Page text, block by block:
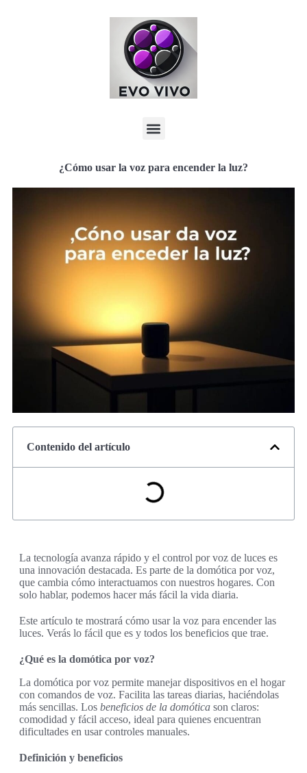
¿Cómo usar la voz para encender la luz?
Contenido del artículo
La tecnología avanza rápido y el control por voz de luces es
una innovación destacada. Es parte de la domótica por voz,
que cambia cómo interactuamos con nuestros hogares. Con
solo hablar, podemos hacer más fácil la vida diaria.
Este artículo te mostrará cómo usar la voz para encender las
luces. Verás lo fácil que es y todos los beneficios que trae.
¿Qué es la domótica por voz?
La domótica por voz permite manejar dispositivos en el hogar
con comandos de voz. Facilita las tareas diarias, haciéndolas
más sencillas. Los beneficios de la domótica son claros:
comodidad y fácil acceso, ideal para quienes encuentran
dificultades en usar controles manuales.
Definición y beneficios